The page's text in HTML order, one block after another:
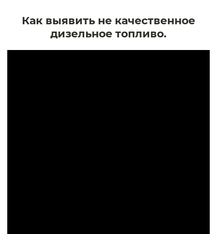
Как выявить не качественное
дизельное топливо.